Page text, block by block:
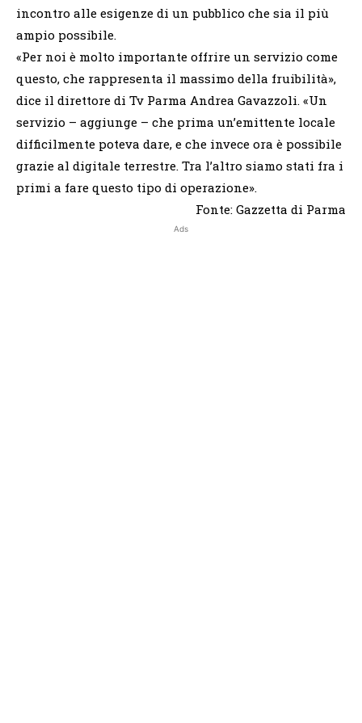
incontro alle esigenze di un pubblico che sia il più
ampio possibile.
«Per noi è molto importante offrire un servizio come
questo, che rappresenta il massimo della fruibilità»,
dice il direttore di Tv Parma Andrea Gavazzoli. «Un
servizio – aggiunge – che prima un’emittente locale
difficilmente poteva dare, e che invece ora è possibile
grazie al digitale terrestre. Tra l’altro siamo stati fra i
primi a fare questo tipo di operazione».
Fonte: Gazzetta di Parma
Ads